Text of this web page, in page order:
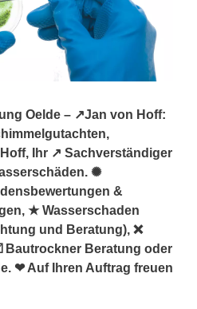
Oelde – ↗️Jan von Hoff:
Ihr ↗️ Sachverständiger
✺
&
★ Wasserschaden
und Beratung), ❌
Bautrockner Beratung oder
❤ Auf Ihren Auftrag freuen